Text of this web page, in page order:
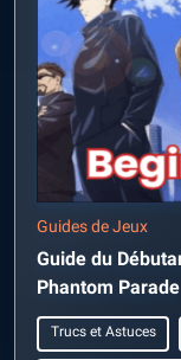
Guides de Jeux
Guide du
Phantom Parade
Trucs et Astuces